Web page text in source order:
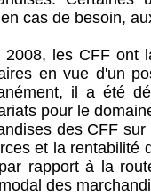
cas de besoin,
2008, les CFF ont
en vue d'un
il a été
pour le
des CFF
et la rentabilité
rapport à la
des